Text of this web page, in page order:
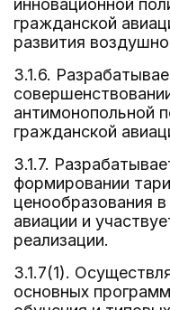
инновационной
гражданской
развития
3.1.6.
антимонопольной
гражданской
3.1.7.
формировании
ценообразования
авиации и
реализации.
3.1.7(1).
основных